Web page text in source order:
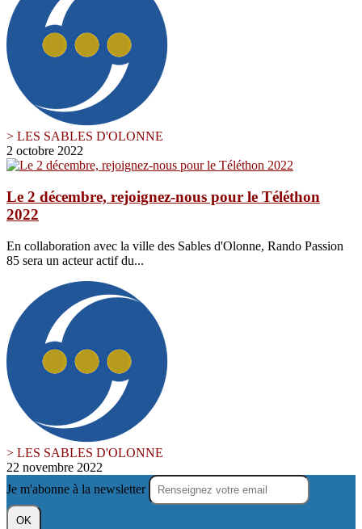
> LES SABLES D'OLONNE
2 octobre 2022
Le 2 décembre, rejoignez-nous pour le Téléthon
2022
En collaboration avec la ville des Sables d'Olonne, Rando Passion
85 sera un acteur actif du...
> LES SABLES D'OLONNE
22 novembre 2022
Je m'abonne à la newsletter
OK